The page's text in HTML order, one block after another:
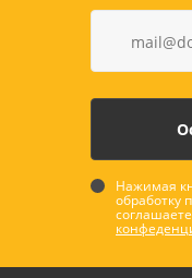
Нажимая
обработку